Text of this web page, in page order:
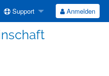
Support Anmelden